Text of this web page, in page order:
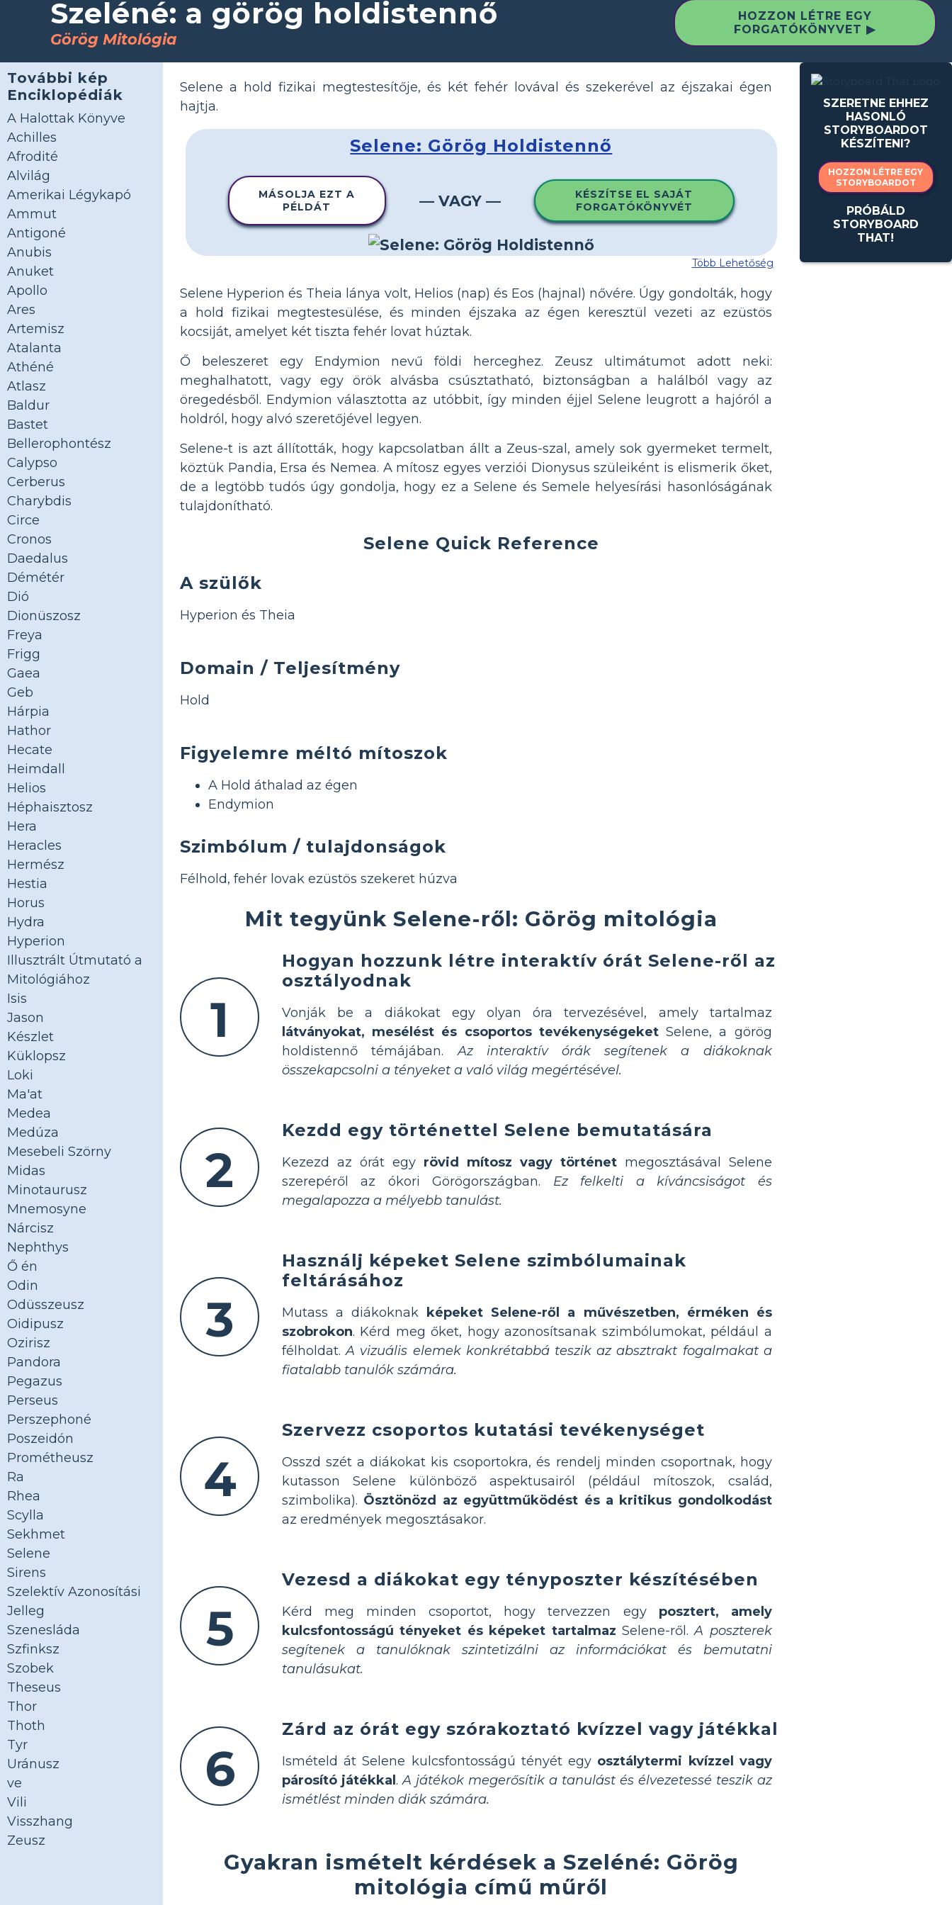
Szeléné: a görög holdistennő
Görög Mitológia
HOZZON LÉTRE EGY
FORGATÓKÖNYVET ▶
További kép
Enciklopédiák
A Halottak Könyve
Achilles
Afrodité
Alvilág
Amerikai Légykapó
Ammut
Antigoné
Anubis
Anuket
Apollo
Ares
Artemisz
Atalanta
Athéné
Atlasz
Baldur
Bastet
Bellerophontész
Calypso
Cerberus
Charybdis
Circe
Cronos
Daedalus
Démétér
Dió
Dionüszosz
Freya
Frigg
Gaea
Geb
Hárpia
Hathor
Hecate
Heimdall
Helios
Héphaisztosz
Hera
Heracles
Hermész
Hestia
Horus
Hydra
Hyperion
Illusztrált Útmutató a
Mitológiához
Isis
Jason
Készlet
Küklopsz
Loki
Ma'at
Medea
Medúza
Mesebeli Szörny
Midas
Minotaurusz
Mnemosyne
Nárcisz
Nephthys
Ő én
Odin
Odüsszeusz
Oidipusz
Ozirisz
Pandora
Pegazus
Perseus
Perszephoné
Poszeidón
Prométheusz
Ra
Rhea
Scylla
Sekhmet
Selene
Sirens
Szelektív Azonosítási
Jelleg
Szenesláda
Szfinksz
Szobek
Theseus
Thor
Thoth
Tyr
Uránusz
ve
Vili
Visszhang
Zeusz
SZERETNE EHHEZ
HASONLÓ
STORYBOARDOT
KÉSZÍTENI?
HOZZON LÉTRE EGY
STORYBOARDOT
PRÓBÁLD
STORYBOARD
THAT!
Selene a hold fizikai megtestesítője, és két fehér lovával és szekerével az éjszakai égen
hajtja.
Selene: Görög Holdistennő
MÁSOLJA EZT A
PÉLDÁT
— VAGY —
KÉSZÍTSE EL SAJÁT
FORGATÓKÖNYVÉT
Több Lehetőség
Selene Hyperion és Theia lánya volt, Helios (nap) és Eos (hajnal) nővére. Úgy gondolták, hogy
a hold fizikai megtestesülése, és minden éjszaka az égen keresztül vezeti az ezüstös
kocsiját, amelyet két tiszta fehér lovat húztak.
Ő beleszeret egy Endymion nevű földi herceghez. Zeusz ultimátumot adott neki:
meghalhatott, vagy egy örök alvásba csúsztatható, biztonságban a halálból vagy az
öregedésből. Endymion választotta az utóbbit, így minden éjjel Selene leugrott a hajóról a
holdról, hogy alvó szeretőjével legyen.
Selene-t is azt állították, hogy kapcsolatban állt a Zeus-szal, amely sok gyermeket termelt,
köztük Pandia, Ersa és Nemea. A mítosz egyes verziói Dionysus szüleiként is elismerik őket,
de a legtöbb tudós úgy gondolja, hogy ez a Selene és Semele helyesírási hasonlóságának
tulajdonítható.
Selene Quick Reference
A szülők
Hyperion és Theia
Domain / Teljesítmény
Hold
Figyelemre méltó mítoszok
A Hold áthalad az égen
Endymion
Szimbólum / tulajdonságok
Félhold, fehér lovak ezüstös szekeret húzva
Mit tegyünk Selene-ről: Görög mitológia
1
Hogyan hozzunk létre interaktív órát Selene-ről az
osztályodnak
Vonják be a diákokat egy olyan óra tervezésével, amely tartalmaz
látványokat, mesélést és csoportos tevékenységeket Selene, a görög
holdistennő témájában.Az interaktív órák segítenek a diákoknak
összekapcsolni a tényeket a való világ megértésével.
2
Kezdd egy történettel Selene bemutatására
Kezezd az órát egy rövid mítosz vagy történetmegosztásával Selene
szerepéről az ókori Görögországban. Ez felkelti a kíváncsiságot és
megalapozza a mélyebb tanulást.
3
Használj képeket Selene szimbólumainak
feltárásához
Mutass a diákoknak
képeket Selene-ről a művészetben, érméken és
szobrokon. Kérd meg őket, hogy azonosítsanak szimbólumokat, például a
félholdat.A vizuális elemek konkrétabbá teszik az absztrakt fogalmakat a
fiatalabb tanulók számára.
4
Szervezz csoportos kutatási tevékenységet
Osszd szét a diákokat kis csoportokra, és rendelj minden csoportnak, hogy
kutasson Selene különböző aspektusairól (például mítoszok, család,
szimbolika). Ösztönözd az együttműködést és a kritikus gondolkodást
az eredmények megosztásakor.
5
Vezesd a diákokat egy tényposzter készítésében
Kérd meg minden csoportot, hogy tervezzen egy posztert, amely
kulcsfontosságú tényeket és képeket tartalmaz Selene-ről.A poszterek
segítenek a tanulóknak szintetizálni az információkat és bemutatni
tanulásukat.
6
Zárd az órát egy szórakoztató kvízzel vagy játékkal
Ismételd át Selene kulcsfontosságú tényét egy osztálytermi kvízzel vagy
párosító játékkal .A játékok megerősítik a tanulást és élvezetessé teszik az
ismétlést minden diák számára.
Gyakran ismételt kérdések a Szeléné: Görög
mitológia című műről